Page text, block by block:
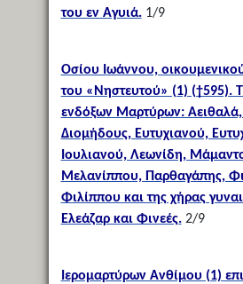
του εν Αγυιά.1/9
Οσίου Ιωάννου,
του «Νηστευτού» (1) (†595).
ενδόξων Μαρτύρων:
Διομήδους, Ευτυχιανού,
Ιουλιανού, Λεωνίδη,
Μελανίππου, Παρθαγάπης,
Φιλίππου και της χήρας
Ελεάζαρ και Φινεές.2/9
Ιερομαρτύρων Ανθίμου (1)